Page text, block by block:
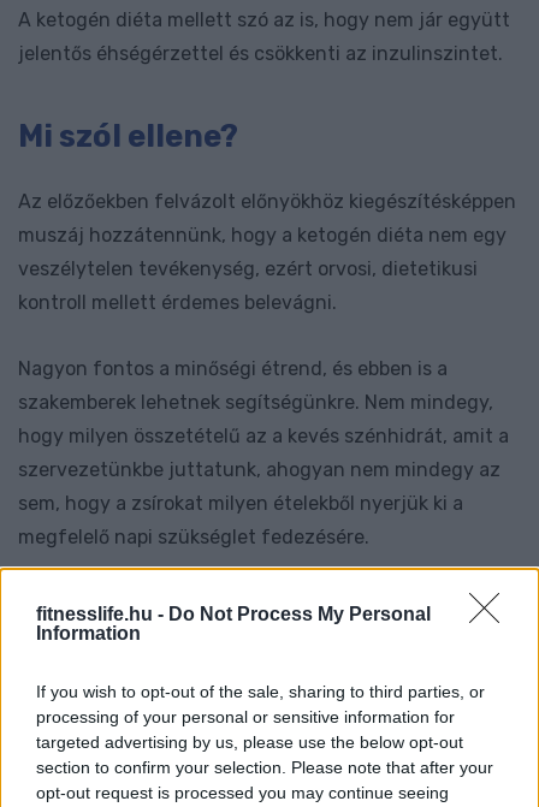
fitnesslife.hu - Do Not Process My Personal
Information
If you wish to opt-out of the sale, sharing to third parties, or
processing of your personal or sensitive information for
targeted advertising by us, please use the below opt-out
section to confirm your selection. Please note that after your
opt-out request is processed you may continue seeing
A ketogén diéta mellett szó az is, hogy nem jár együtt
jelentős éhségérzettel és csökkenti az inzulinszintet.
Mi szól ellene?
Az előzőekben felvázolt előnyökhöz kiegészítésképpen
muszáj hozzátennünk, hogy a ketogén diéta nem egy
veszélytelen tevékenység, ezért orvosi, dietetikusi
kontroll mellett érdemes belevágni.
Nagyon fontos a minőségi étrend, és ebben is a
szakemberek lehetnek segítségünkre. Nem mindegy,
hogy milyen összetételű az a kevés szénhidrát, amit a
szervezetünkbe juttatunk, ahogyan nem mindegy az
sem, hogy a zsírokat milyen ételekből nyerjük ki a
megfelelő napi szükséglet fedezésére.
A ketogén diéta mellékhatásairól a következő
oldalon olvashatsz!
A cikk a következő oldalon
folytatódik: